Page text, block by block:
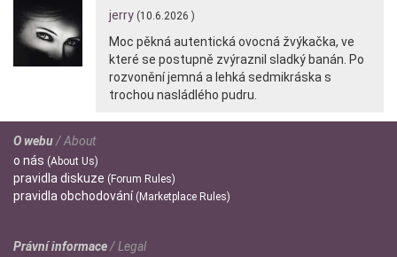
jerry (10.6.2026 )
Moc pěkná autentická ovocná žvýkačka, ve
které se postupně zvýraznil sladký banán. Po
rozvonění jemná a lehká sedmikráska s
trochou nasládlého pudru.
O webu/ About
o nás (About Us)
pravidla diskuze (Forum Rules)
pravidla obchodování (Marketplace Rules)
Právní informace/ Legal